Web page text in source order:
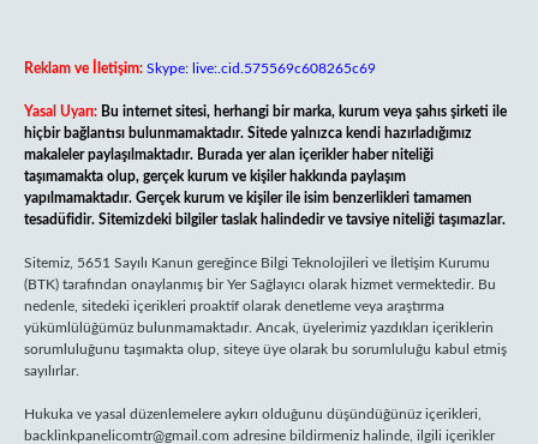
Reklam ve İletişim: Skype: live:.cid.575569c608265c69
Yasal Uyarı: Bu internet sitesi, herhangi bir marka, kurum veya şahıs şirketi ile
hiçbir bağlantısı bulunmamaktadır. Sitede yalnızca kendi hazırladığımız
makaleler paylaşılmaktadır. Burada yer alan içerikler haber niteliği
taşımamakta olup, gerçek kurum ve kişiler hakkında paylaşım
yapılmamaktadır. Gerçek kurum ve kişiler ile isim benzerlikleri tamamen
tesadüfidir. Sitemizdeki bilgiler taslak halindedir ve tavsiye niteliği taşımazlar.
Sitemiz, 5651 Sayılı Kanun gereğince Bilgi Teknolojileri ve İletişim Kurumu
(BTK) tarafından onaylanmış bir Yer Sağlayıcı olarak hizmet vermektedir. Bu
nedenle, sitedeki içerikleri proaktif olarak denetleme veya araştırma
yükümlülüğümüz bulunmamaktadır. Ancak, üyelerimiz yazdıkları içeriklerin
sorumluluğunu taşımakta olup, siteye üye olarak bu sorumluluğu kabul etmiş
sayılırlar.
Hukuka ve yasal düzenlemelere aykırı olduğunu düşündüğünüz içerikleri,
backlinkpanelicomtr@gmail.com adresine bildirmeniz halinde, ilgili içerikler